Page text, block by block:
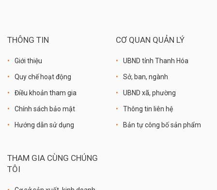
THÔNG TIN
Giới thiệu
Quy chế hoạt động
Điều khoản tham gia
Chính sách bảo mật
Hướng dẫn sử dụng
CƠ QUAN QUẢN LÝ
UBND tỉnh Thanh Hóa
Sở, ban, ngành
UBND xã, phường
Thông tin liên hệ
Bản tự công bố sản phẩm
THAM GIA CÙNG CHÚNG
TÔI